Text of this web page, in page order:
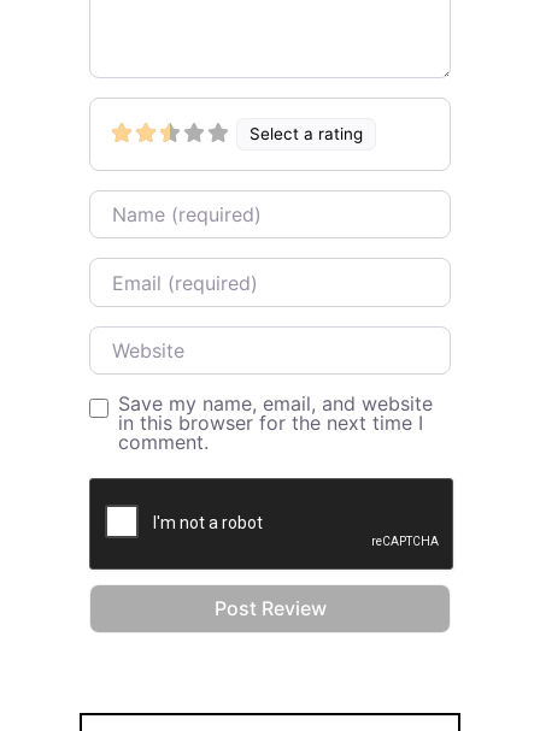
Select a rating
Name
Email
Website
Save my name, email, and website
in this browser for the next time I
comment.